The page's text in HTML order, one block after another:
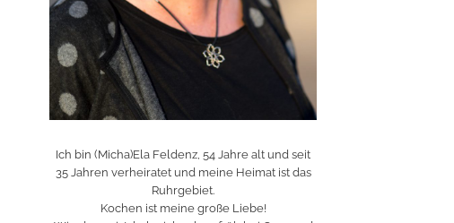
Ich bin (Micha)Ela Feldenz, 54 Jahre alt und seit
35 Jahren verheiratet und meine Heimat ist das
Ruhrgebiet.
Kochen ist meine große Liebe!